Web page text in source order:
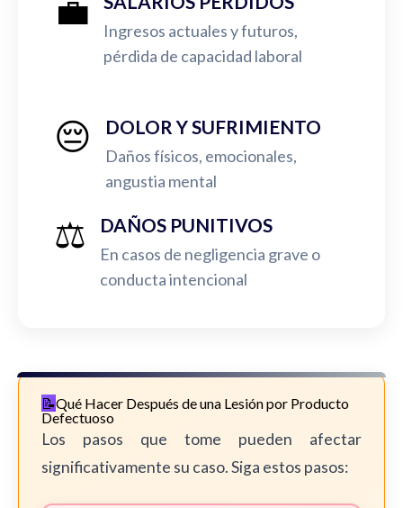
💼
Ingresos actuales y futuros,
pérdida de capacidad laboral
😔 DOLOR Y SUFRIMIENTO
Daños físicos, emocionales,
angustia mental
⚖️ DAÑOS PUNITIVOS
En casos de negligencia grave o
conducta intencional
Qué Hacer Después de una Lesión por Producto
Defectuoso
Los pasos que tome pueden afectar
significativamente su caso. Siga estos pasos: